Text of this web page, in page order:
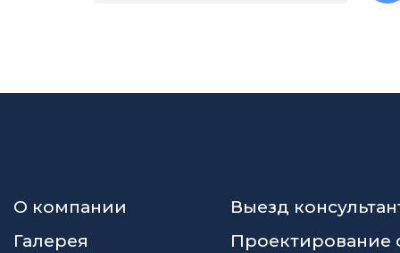
О компании
Галерея
Выезд
Проектирование